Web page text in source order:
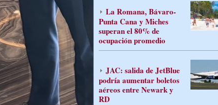
La Romana, Bávaro-
Punta Cana y Miches
superan el 80% de
ocupación promedio
JAC: salida de JetBlue
podría aumentar boletos
aéreos entre Newark y
RD